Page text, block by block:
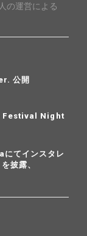
の運営による
公開
Festival Night
てインスタレ
披露、